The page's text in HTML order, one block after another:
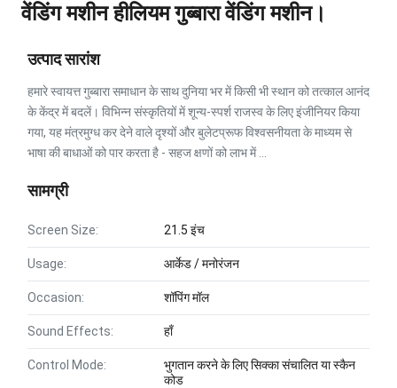
वेंडिंग मशीन हीलियम गुब्बारा वेंडिंग मशीन।
उत्पाद सारांश
हमारे स्वायत्त गुब्बारा समाधान के साथ दुनिया भर में किसी भी स्थान को तत्काल आनंद
के केंद्र में बदलें। विभिन्न संस्कृतियों में शून्य-स्पर्श राजस्व के लिए इंजीनियर किया
गया, यह मंत्रमुग्ध कर देने वाले दृश्यों और बुलेटप्रूफ विश्वसनीयता के माध्यम से
भाषा की बाधाओं को पार करता है - सहज क्षणों को लाभ में ...
सामग्री
Screen Size: 21.5 इंच
Usage: आर्केड / मनोरंजन
Occasion: शॉपिंग मॉल
Sound Effects: हाँ
Control Mode:
भुगतान करने के लिए सिक्का संचालित या स्कैन
कोड